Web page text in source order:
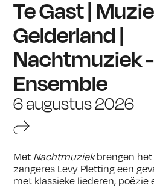
Te Gast |
Gelderland |
Nachtmuziek
Ensemble
6 augustus 2026
Met Nachtmuziekbrengen
zangeres Levy Pletting een
met klassieke liederen, poëzie